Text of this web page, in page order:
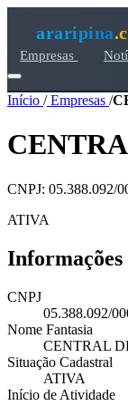
araripina
Empresas
Início /Empresas /
CNPJ: 05.388.092/
ATIVA
Informações
CNPJ
05.388.092/
Nome Fantasia
CENTRAL
Situação Cadastral
ATIVA
Início de Atividade